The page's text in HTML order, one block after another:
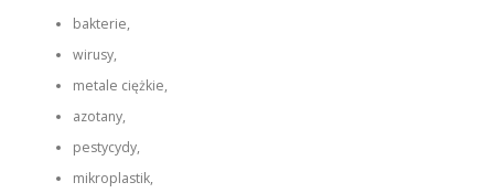
bakterie,
wirusy,
metale ciężkie,
azotany,
pestycydy,
mikroplastik,